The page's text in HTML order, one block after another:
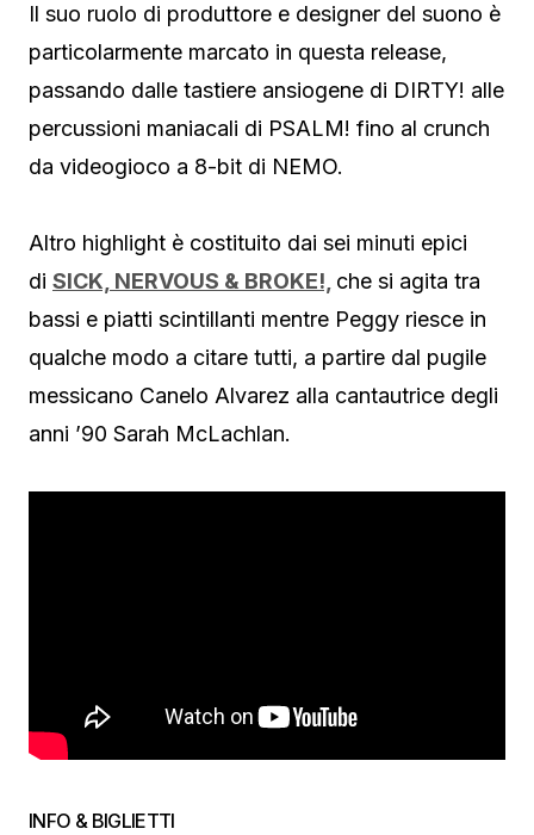
Il suo ruolo di produttore e designer del suono è
particolarmente marcato in questa release,
passando dalle tastiere ansiogene di DIRTY! alle
percussioni maniacali di PSALM! fino al crunch
da videogioco a 8-bit di NEMO.
Altro highlight è costituito dai sei minuti epici
di SICK, NERVOUS & BROKE!, che si agita tra
bassi e piatti scintillanti mentre Peggy riesce in
qualche modo a citare tutti, a partire dal pugile
messicano Canelo Alvarez alla cantautrice degli
anni ’90 Sarah McLachlan.
INFO & BIGLIETTI